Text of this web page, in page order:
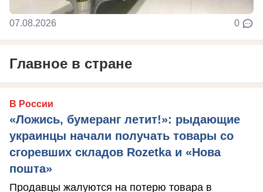
07.08.2026 0
Главное в стране
В России
«Ложись, бумеранг летит!»: рыдающие
украинцы начали получать товары со
сгоревших складов Rozetka и «Нова
пошта»
Продавцы жалуются на потерю товара в